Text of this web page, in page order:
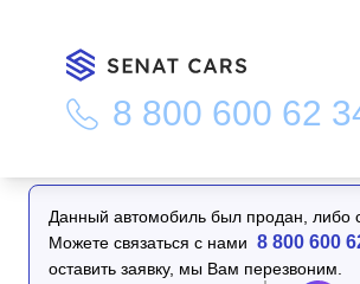
8 800 600 62
Главная Каталог/Hyundai Ioniq5 Long
Данный автомобиль был продан, либо
Можете связаться с нами 8 800 600
оставить заявку, мы Вам перезвоним.